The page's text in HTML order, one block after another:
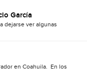
García
dejarse ver algunas
en Coahuila. En los